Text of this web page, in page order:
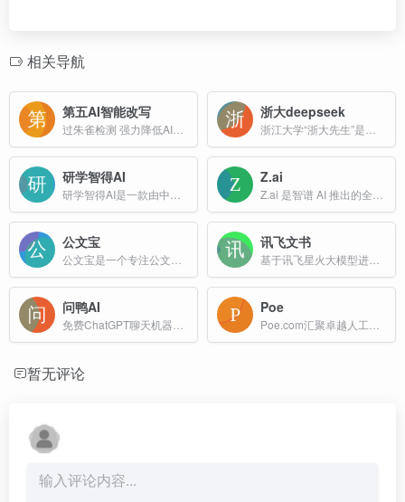
相关导航
第五AI智能改写 浙大deepseek
研学智得AI Z.ai
公文宝 讯飞文书
问鸭AI Poe
暂无评论